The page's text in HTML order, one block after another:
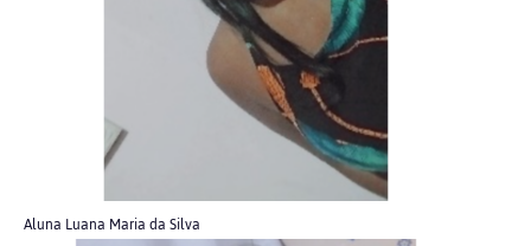
Aluna Luana Maria da Silva